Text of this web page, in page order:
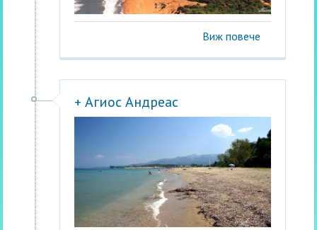
Виж повече
+ Агиос Андреас